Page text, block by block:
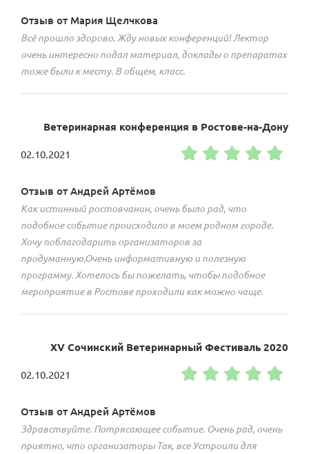
Отзыв от Мария Щелчкова
Всё прошло здорово. Жду новых конференций! Лектор
очень интересно подал материал, доклады о препаратах
тоже были к месту. В общем, класс.
Ветеринарная конференция в Ростове-на-Дону
02.10.2021
Отзыв от Андрей Артёмов
Как истинный ростовчанин, очень было рад, что
подобное событие происходило в моем родном городе.
Хочу поблагодарить организаторов за
продуманную,Очень информативную и полезную
программу. Хотелось бы пожелать, чтобы подобное
мероприятие в Ростове проходили как можно чаще.
XV Сочинский Ветеринарный Фестиваль 2020
02.10.2021
Отзыв от Андрей Артёмов
Здравствуйте. Потрясающее событие. Очень рад, очень
приятно, что организаторы Так, все Устроили для